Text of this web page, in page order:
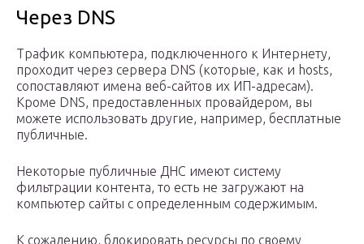
Через DNS
Трафик компьютера, подключенного к Интернету,
проходит через сервера DNS (которые, как и hosts,
сопоставляют имена веб-сайтов их ИП-адресам).
Кроме DNS, предоставленных провайдером, вы
можете использовать другие, например, бесплатные
публичные.
Некоторые публичные ДНС имеют систему
фильтрации контента, то есть не загружают на
компьютер сайты с определенным содержимым.
К сожалению, блокировать ресурсы по своему